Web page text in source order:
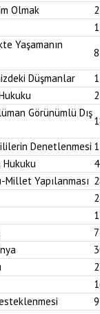
Olmak
Yaşamanın
Düşmanlar
Görünümlü Dış
Denetlenmesi
Hukuku
Millet Yapılanması